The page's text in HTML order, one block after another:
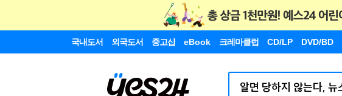
국내도서 외국도서 중고샵 eBook 크레마클럽 CD/LP DVD/BD